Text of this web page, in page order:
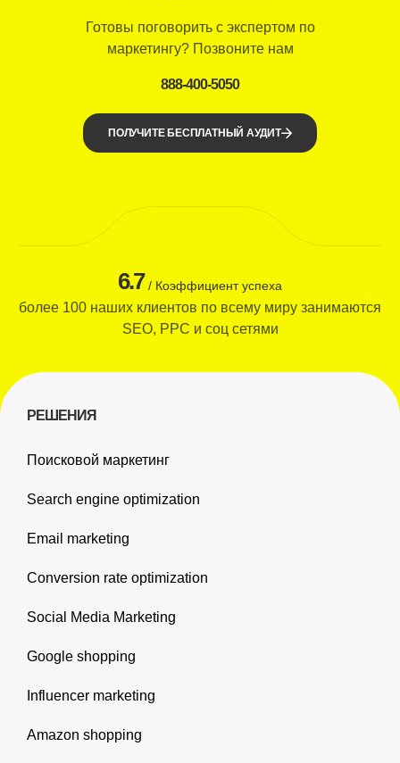
Готовы поговорить с экспертом по
маркетингу? Позвоните нам
888-400-5050
ПОЛУЧИТЕ БЕСПЛАТНЫЙ АУДИТ
6.7 / Коэффициент успеха
более 100 наших клиентов по всему миру занимаются
SEO, PPC и соц сетями
РЕШЕНИЯ
Поисковой маркетинг
Search engine optimization
Email marketing
Conversion rate optimization
Social Media Marketing
Google shopping
Influencer marketing
Amazon shopping